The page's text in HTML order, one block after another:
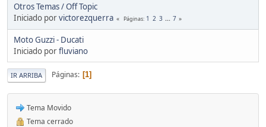
Otros Temas / Off Topic
Iniciado porvictorezquerra Páginas 1 2 3 ... 7
Moto Guzzi - Ducati
Iniciado porfluviano
IR ARRIBA Páginas 1
Tema Movido
Tema cerrado